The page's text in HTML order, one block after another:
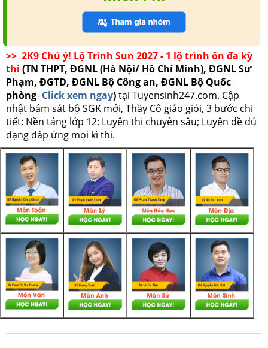
>> 2K9 Chú ý! Lộ Trình Sun 2027 - 1 lộ trình ôn đa kỳ
thi (TN THPT, ĐGNL (Hà Nội/ Hồ Chí Minh), ĐGNL Sư
Phạm, ĐGTD, ĐGNL Bộ Công an, ĐGNL Bộ Quốc
phòng- Click xem ngay)tại Tuyensinh247.com. Cập
nhật bám sát bộ SGK mới, Thầy Cô giáo giỏi, 3 bước chi
tiết: Nền tảng lớp 12; Luyện thi chuyên sâu; Luyện đề đủ
dạng đáp ứng mọi kì thi.